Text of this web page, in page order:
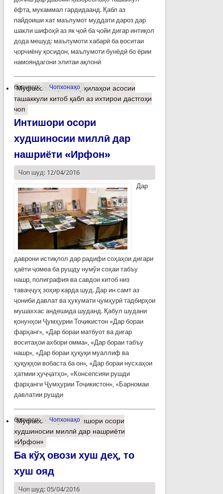
ёфта, мукаммал гардидаанд. Қабл аз
пайдоиши хат маълумот муддати дароз дар
шакли шифоҳӣ аз як ҷой ба ҷойи дигар интиқол
дода мешуд: маълумоти хабарӣ ба воситаи
ҷорчиёну қосидон, маълумоти бунёдӣ бо ёрии
намояндагони элитаи ақлонӣ
барчасп: Чопхонаҳо
Муфассалтаро Марҳилаҳои асосии
ташаккули китоб қабл аз ихтирои дастгоҳи
чоп
Интишори осори
худшиносии миллӣ дар
нашриёти «Ирфон»
Чоп шуд: 12/04/2016
Дар
даврони истиқлол дар радифи соҳаҳои дигари
ҳаёти ҷомеа ба рушду нумўи соҳаи табъу
нашр, полиграфия ва савдои китоб низ
таваҷҷуҳ зоҳир карда шуд. Дар ин самт аз
ҷониби давлат ва ҳукумати ҷумҳурӣ тадбирҳои
мушаххас андешида шуданд. Қабул шудани
қонунҳои Ҷумҳурии Тоҷикистон «Дар бораи
фарҳанг», «Дар бораи матбуот ва дигар
воситаҳои ахбори омма», «Дар бораи табъу
нашр», «Дар бораи ҳуқуқи муаллиф ва
ҳуқуқҳои вобаста ба он», «Дар бораи нусхаҳои
ҳатмии ҳуҷҷатҳо», «Консепсияи рушди
фарҳанги Ҷумҳурии Тоҷикистон», «Барномаи
давлатии рушди
барчасп: Чопхонаҳо
Муфассалтаро Интишори осори
худшиносии миллӣ дар нашриёти
«Ирфон»
Ба кўҳ овози хуш деҳ, то
хуш ояд
Чоп шуд: 05/04/2016